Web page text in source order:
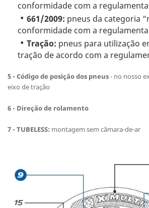
conformidade com a
661/2009: pneus da categoria
conformidade com a
Tração: pneus para utilização
tração de acordo com a
5 - Código de posição dos pneus- no nosso
eixo de tração
6 - Direção de rolamento
7 - TUBELESS: montagem sem câmara-de-ar